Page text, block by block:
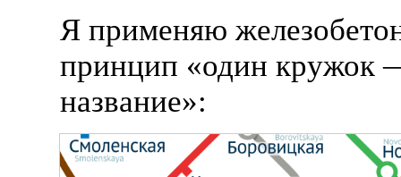
Я применяю
принцип «один кружок
название»: